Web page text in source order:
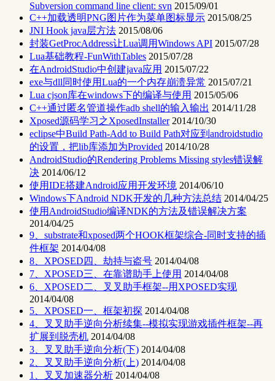
Subversion command line client: svn 2015/09/01
C++加载透明PNG图片作为菜单图标显示 2015/08/25
JNI Hook java层方法 2015/08/06
封装GetProcAddress让Lua调用Windows API 2015/07/28
Lua基础教程-FunWithTables 2015/07/28
在AndroidStudio中创建java应用 2015/07/22
exe与dll同时使用Lua的一个内存崩溃异常 2015/07/21
Lua cjson库在windows下的编译与使用 2015/05/06
C++通过匿名管道操作adb shell的输入输出 2014/11/28
Xposed源码学习之XposedInstaller 2014/10/30
eclipse中Build Path-Add to Build Path对应到androidstudio
的设置，把lib库添加为Provided 2014/10/28
AndroidStudio的Rendering Problems Missing styles错误解
决 2014/06/12
使用IDE搭建Android应用开发环境 2014/06/10
Windows下Android NDK开发的几种方法总结 2014/04/25
使用AndroidStudio编译NDK的方法及错误解决方案
2014/04/25
9、substrate和xposed两个HOOK框架综合-同时支持的插
件框架 2014/04/08
8、XPOSED四、劫持与盗号 2014/04/08
7、XPOSED三、在靠谱助手上使用 2014/04/08
6、XPOSED二、叉叉助手框架--用XPOSED实现
2014/04/08
5、XPOSED一、框架初探 2014/04/08
4、叉叉助手逆向分析续集--模拟实现游戏插件框架--再
扩展到脱壳机 2014/04/08
3、叉叉助手逆向分析(下) 2014/04/08
2、叉叉助手逆向分析(上) 2014/04/08
1、叉叉加速器分析 2014/04/08